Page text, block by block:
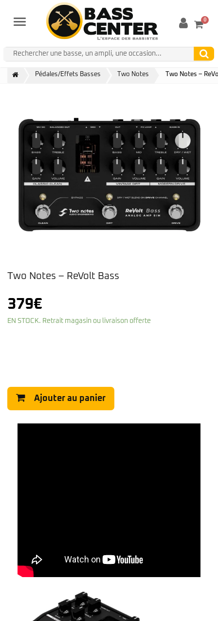
Menu 0
Pédales/Effets Basses Two Notes Two Notes –
Two Notes – ReVolt Bass
379€
EN STOCK. Retrait magasin ou livraison offerte
Ajouter au panier